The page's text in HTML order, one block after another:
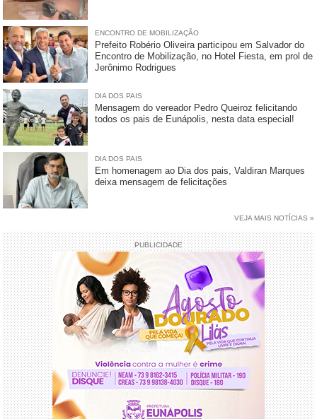
ENCONTRO DE MOBILIZAÇÃO
Prefeito Robério Oliveira participou em Salvador do
Encontro de Mobilização, no Hotel Fiesta, em prol de
Jerônimo Rodrigues
DIA DOS PAIS
Mensagem do vereador Pedro Queiroz felicitando
todos os pais de Eunápolis, nesta data especial!
DIA DOS PAIS
Em homenagem ao Dia dos pais, Valdiran Marques
deixa mensagem de felicitações
VEJA MAIS NOTÍCIAS »
PUBLICIDADE